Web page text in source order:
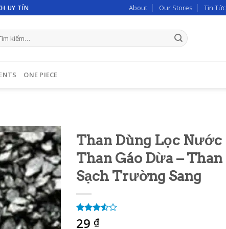
UY TÍN About Our Stores Tin Tức
ONE PIECE
Than Dùng Lọc Nước
Than Gáo Dừa – Than
Sạch Trường Sang
3.50
2
29 ₫